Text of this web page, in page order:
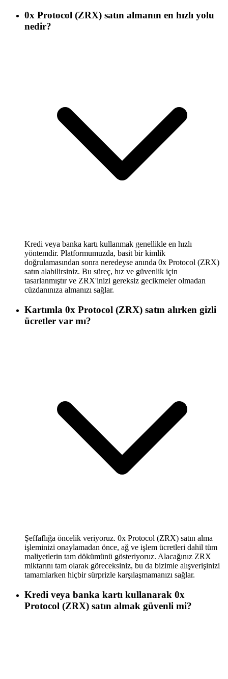
0x Protocol (ZRX) satın almanın en hızlı yolu
nedir?
Kredi veya banka kartı kullanmak genellikle en hızlı
yöntemdir. Platformumuzda, basit bir kimlik
doğrulamasından sonra neredeyse anında 0x Protocol (ZRX)
satın alabilirsiniz. Bu süreç, hız ve güvenlik için
tasarlanmıştır ve ZRX'inizi gereksiz gecikmeler olmadan
cüzdanınıza almanızı sağlar.
Kartımla 0x Protocol (ZRX) satın alırken gizli
ücretler var mı?
Şeffaflığa öncelik veriyoruz. 0x Protocol (ZRX) satın alma
işleminizi onaylamadan önce, ağ ve işlem ücretleri dahil tüm
maliyetlerin tam dökümünü gösteriyoruz. Alacağınız ZRX
miktarını tam olarak göreceksiniz, bu da bizimle alışverişinizi
tamamlarken hiçbir sürprizle karşılaşmamanızı sağlar.
Kredi veya banka kartı kullanarak 0x
Protocol (ZRX) satın almak güvenli mi?